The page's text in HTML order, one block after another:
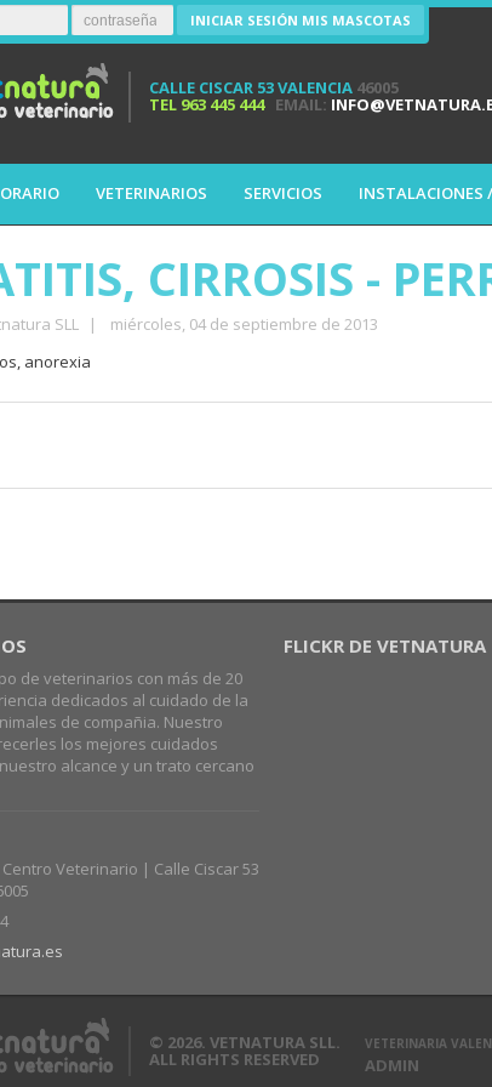
INICIAR SESIÓN MIS MASCOTAS
CALLE CISCAR 53 VALENCIA 46005
TEL 963 445 444EMAIL:
VETERINARIOS SERVICIOS INSTALACIONES
CIRROSIS -
SLL |
miércoles, 04 de septiembre de 2013
anorexia
de veterinarios con más de 20
dedicados al cuidado de la
de compañia. Nuestro
los mejores cuidados
alcance y un trato cercano
Veterinario | Calle Ciscar 53
FLICKR DE VETNATURA
© 2026. VETNATURA SLL.
ALL RIGHTS RESERVED
VETERINARIA
ADMIN